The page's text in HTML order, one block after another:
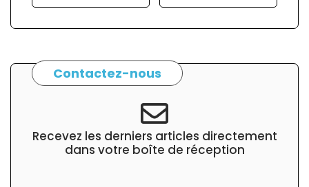
Contactez-nous
Recevez les derniers articles directement
dans votre boîte de réception